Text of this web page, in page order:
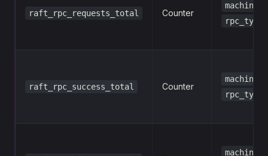
raft_rpc_requests_total Counter
machine
rpc_type
raft_rpc_success_total Counter
machine
rpc_type
machine